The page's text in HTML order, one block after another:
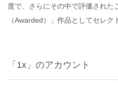
度で、さらにその中で評価された
（Awarded）」作品としてセレク
「1x」のアカウント